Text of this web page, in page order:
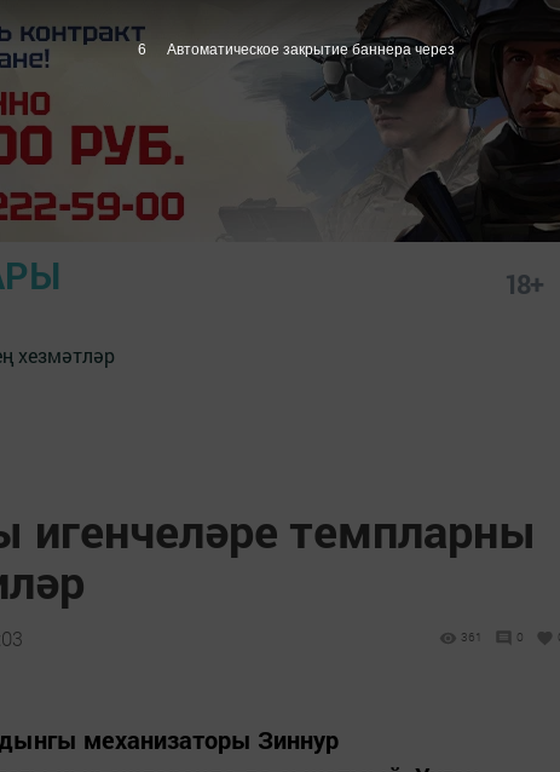
18+
хезмәтләр
игенчеләре темпларны
361 0
механизаторы Зиннур
4 Автоматическое закрытие баннера через